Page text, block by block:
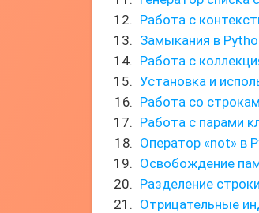
Работа с
Замыкания в
Работа с
Установка и
Работа со
Работа с парами
Оператор «not» в
Освобождение
Разделение
Отрицательные